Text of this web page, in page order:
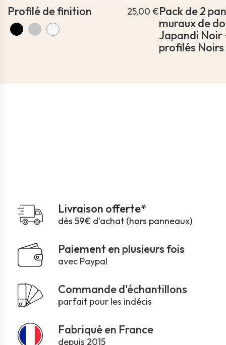
Profilé de finition 25,00 €Pack de 2
muraux de
Japandi Noir
profilés Noirs
Livraison offerte*
dès 59€ d'achat (hors panneaux)
Paiement en plusieurs fois
avec Paypal
Commande d'échantillons
parfait pour les indécis
Fabriqué en France
depuis 2015